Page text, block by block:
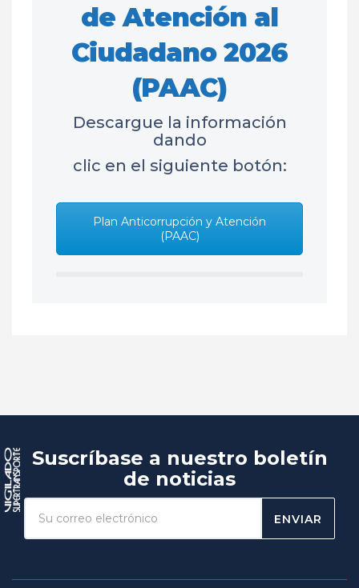
de Atención al
Ciudadano 2026
(PAAC)
Descargue la información
dando
clic en el siguiente botón:
Plan Anticorrupción y Atención
(PAAC)
Suscríbase a nuestro boletín
de noticias
ENVIAR